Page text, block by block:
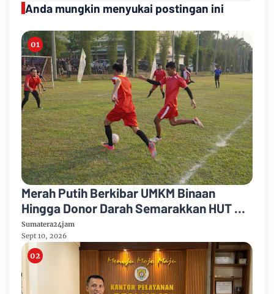
Anda mungkin menyukai postingan ini
Merah Putih Berkibar UMKM Binaan
Hingga Donor Darah Semarakkan HUT RI
Ke-81 Di PTPN IV Regional IV
Sumatera24jam
Sept 10, 2026